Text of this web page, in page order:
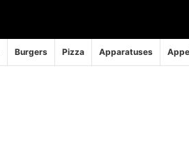
Burgers Pizza Apparatuses